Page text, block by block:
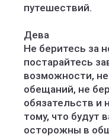
путешествий.
Дева
Не беритесь за
постарайтесь
возможности,
обещаний, не
обязательств и
тому, что будут
осторожны в